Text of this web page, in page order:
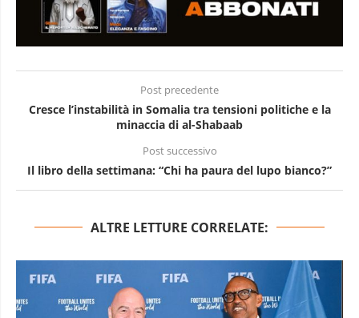
Post precedente
Cresce l’instabilità in Somalia tra tensioni politiche e la
minaccia di al-Shabaab
Post successivo
Il libro della settimana: “Chi ha paura del lupo bianco?”
ALTRE LETTURE CORRELATE: